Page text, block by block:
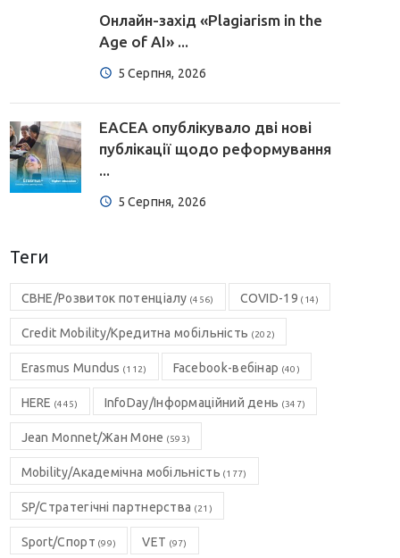
Онлайн-захід «Plagiarism in the
Age of AI» ...
5 Серпня, 2026
EACEA опублікувало дві нові
публікації щодо реформування
...
5 Серпня, 2026
Теги
CBHE/Розвиток потенціалу (456) COVID-19 (14)
Credit Mobility/Кредитна мобільність (202)
Erasmus Mundus (112) Facebook-вебінар (40)
HERE (445) InfoDay/Інформаційний день (347)
Jean Monnet/Жан Моне (593)
Mobility/Академічна мобільність (177)
SP/Стратегічні партнерства (21)
Sport/Спорт (99) VET (97)